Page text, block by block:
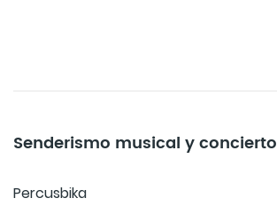
Senderismo musical y concierto
Percusbika